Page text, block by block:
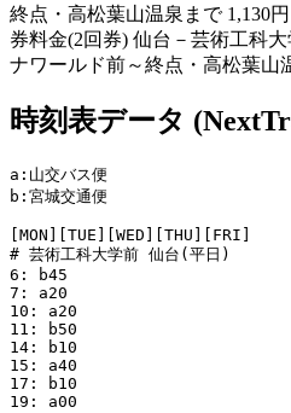
終点・高松葉山温泉まで 1,130
券料金(2回券) 仙台－芸術工科
ナワールド前～終点・高松葉山
時刻表データ
a:山交バス便
b:宮城交通便
[MON][TUE][WED][THU][FRI]
# 芸術工科大学前 仙台(平日)
6: b45
7: a20
10: a20
11: b50
14: b10
15: a40
17: b10
19: a00